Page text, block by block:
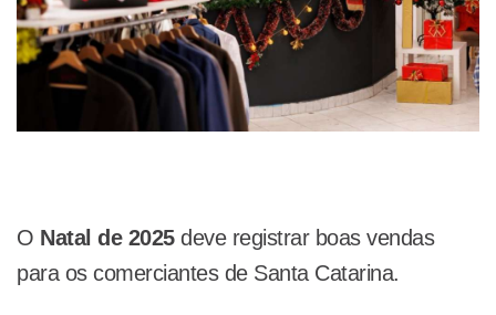
O Natal de 2025deve registrar boas vendas
para os comerciantes de Santa Catarina.